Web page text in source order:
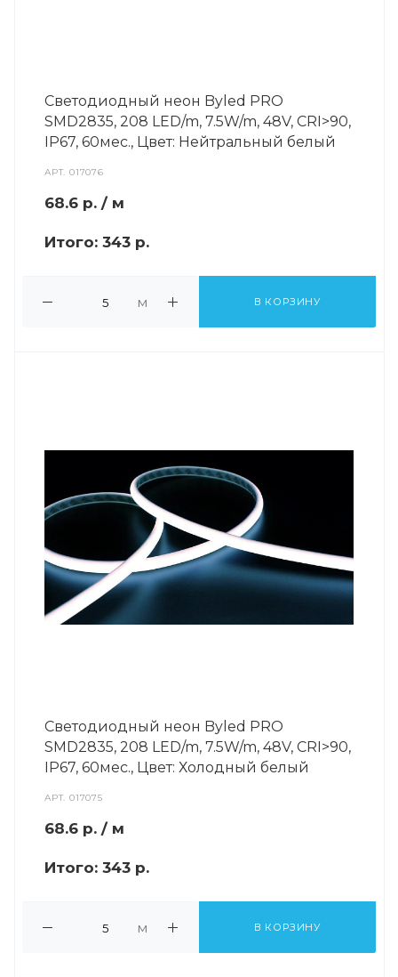
Светодиодный неон Byled PRO
SMD2835, 208 LED/m, 7.5W/m, 48V, СRI>90,
IP67, 60мес., Цвет: Нейтральный белый
АРТ.017076
68.6 р. / м
Итого: 343 р.
м В КОРЗИНУ
Светодиодный неон Byled PRO
SMD2835, 208 LED/m, 7.5W/m, 48V, СRI>90,
IP67, 60мес., Цвет: Холодный белый
АРТ.017075
68.6 р. / м
Итого: 343 р.
м В КОРЗИНУ